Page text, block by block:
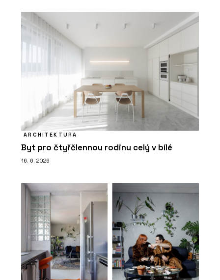
ARCHITEKTURA
Byt pro čtyřčlennou rodinu celý v bílé
16. 6. 2026